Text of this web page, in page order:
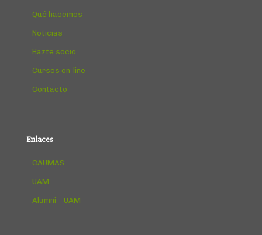
Qué hacemos
Noticias
Hazte socio
Cursos on-line
Contacto
Enlaces
CAUMAS
UAM
Alumni – UAM